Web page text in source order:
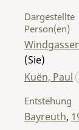
Dargestellte
Person(en)
(Sie)
Kuën, Paul
Entstehung
Bayreuth,